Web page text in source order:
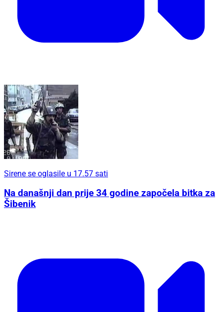
Sirene se oglasile u 17.57 sati
Na današnji dan prije 34 godine započela bitka za
Šibenik